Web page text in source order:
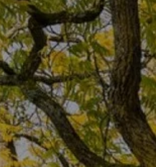
reservar una habitación
Llegada
Llegada